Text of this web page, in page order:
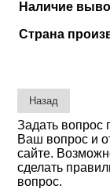
Наличие
Страна
Задать вопрос
Ваш вопрос и
сайте.
сделать
вопрос.